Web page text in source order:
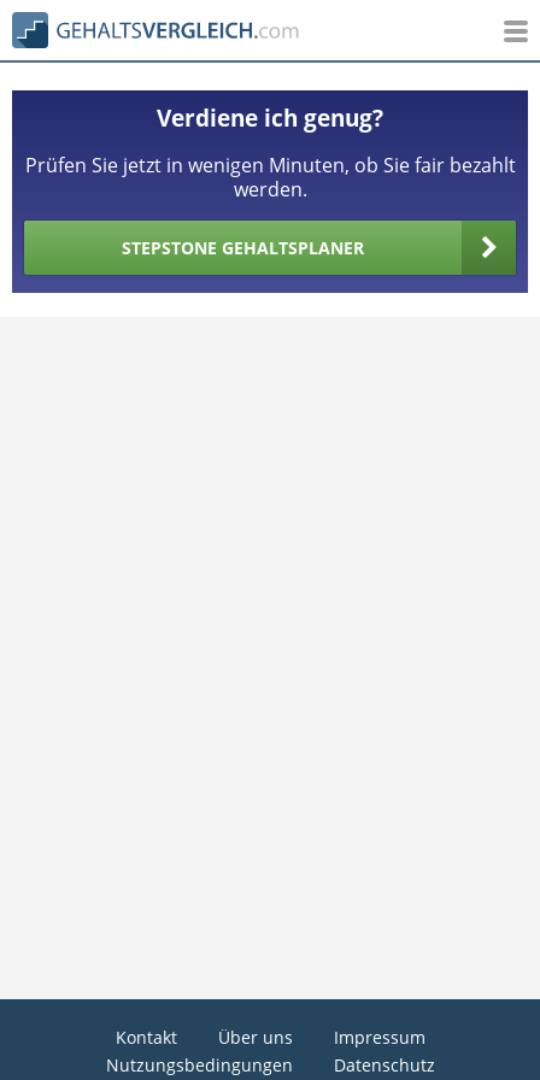
Verdiene ich genug?
Prüfen Sie jetzt in wenigen Minuten, ob Sie fair bezahlt
werden.
STEPSTONE GEHALTSPLANER
Kontakt Über uns
Impressum
Nutzungsbedingungen
Datenschutz